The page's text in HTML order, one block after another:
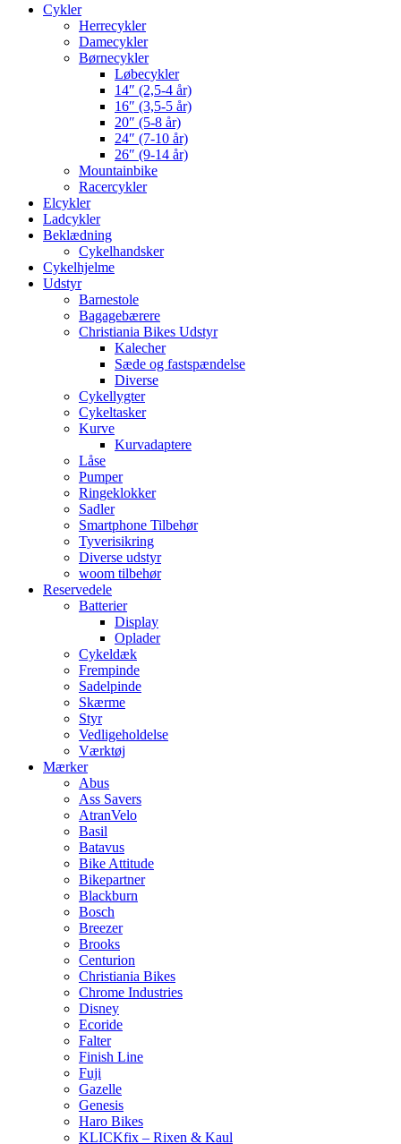
Cykler
Herrecykler
Damecykler
Børnecykler
Løbecykler
14″ (2,5-4 år)
16″ (3,5-5 år)
20″ (5-8 år)
24″ (7-10 år)
26″ (9-14 år)
Mountainbike
Racercykler
Elcykler
Ladcykler
Beklædning
Cykelhandsker
Cykelhjelme
Udstyr
Barnestole
Bagagebærere
Christiania Bikes Udstyr
Kalecher
Sæde og fastspændelse
Diverse
Cykellygter
Cykeltasker
Kurve
Kurvadaptere
Låse
Pumper
Ringeklokker
Sadler
Smartphone Tilbehør
Tyverisikring
Diverse udstyr
woom tilbehør
Reservedele
Batterier
Display
Oplader
Cykeldæk
Frempinde
Sadelpinde
Skærme
Styr
Vedligeholdelse
Værktøj
Mærker
Abus
Ass Savers
AtranVelo
Basil
Batavus
Bike Attitude
Bikepartner
Blackburn
Bosch
Breezer
Brooks
Centurion
Christiania Bikes
Chrome Industries
Disney
Ecoride
Falter
Finish Line
Fuji
Gazelle
Genesis
Haro Bikes
KLICKfix – Rixen & Kaul